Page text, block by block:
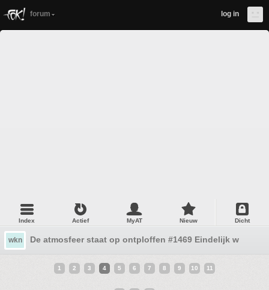
forum log in
Index Actief MyAT Nieuw Dicht
wkn De atmosfeer staat op ontploffen #1469 Eindelijk wat
1 2 3 4 5 6 7 8 9 10 11